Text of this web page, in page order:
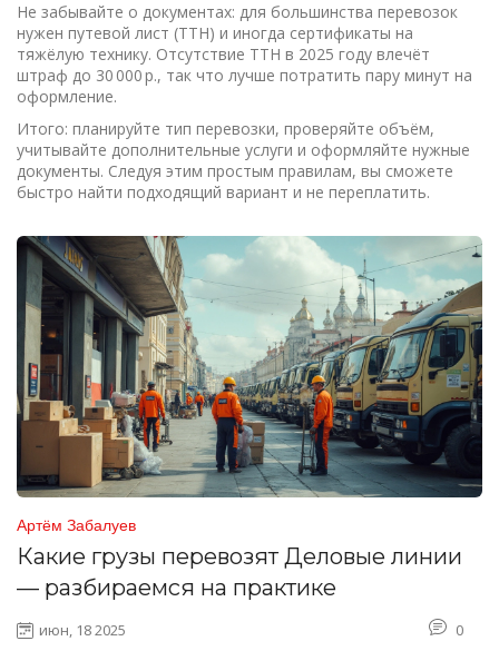
Не забывайте о документах: для большинства перевозок
нужен путевой лист (ТТН) и иногда сертификаты на
тяжёлую технику. Отсутствие ТТН в 2025 году влечёт
штраф до 30 000 р., так что лучше потратить пару минут на
оформление.
Итого: планируйте тип перевозки, проверяйте объём,
учитывайте дополнительные услуги и оформляйте нужные
документы. Следуя этим простым правилам, вы сможете
быстро найти подходящий вариант и не переплатить.
Артём Забалуев
Какие грузы перевозят Деловые линии
— разбираемся на практике
июн, 18 2025 0